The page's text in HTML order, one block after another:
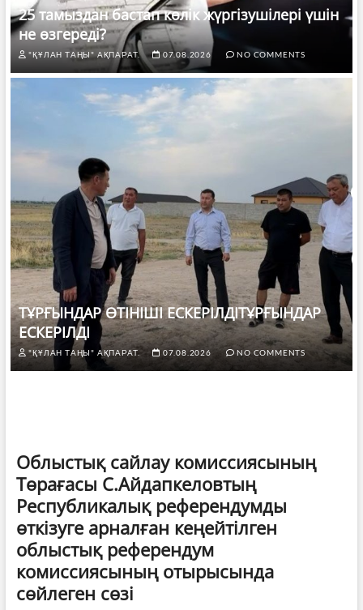
25 тамыздан бастап көлік жүргізушілері үшін
не өзгереді?
"ҚҰЛАН ТАҢЫ" АҚПАРАТ. 07.08.2026 NO COMMENTS
ТҰРҒЫНДАР ӨТІНІШІ ЕСКЕРІЛДІТҰРҒЫНДАР
ЕСКЕРІЛДІ
"ҚҰЛАН ТАҢЫ" АҚПАРАТ. 07.08.2026 NO COMMENTS
Облыстық сайлау комиссиясының
Төрағасы С.Айдапкеловтың
Республикалық референдумды
өткізуге арналған кеңейтілген
облыстық референдум
комиссиясының отырысында
сөйлеген сөзі